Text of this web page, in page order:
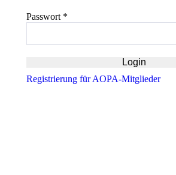
Passwort *
Registrierung für AOPA-Mitglieder